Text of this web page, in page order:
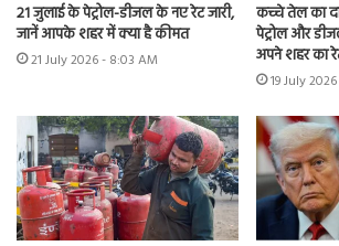
21 जुलाई के पेट्रोल-डीजल के नए रेट जारी,
जानें आपके शहर में क्या है कीमत
21 July 2026 - 8:03 AM
कच्चे तेल का
पेट्रोल और
अपने शहर का
19 July